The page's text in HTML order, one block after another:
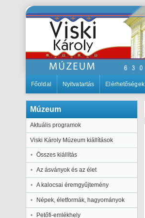
Főoldal Nyitvatartás Elérhetőségek
Múzeum
Aktuális programok
Viski Károly Múzeum kiállítások
Összes kiállítás
Az ásványok és az élet
A kalocsai éremgyűjtemény
Népek, életformák, hagyományok
Petőfi-emlékhely